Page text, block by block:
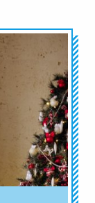
Audio-
Player